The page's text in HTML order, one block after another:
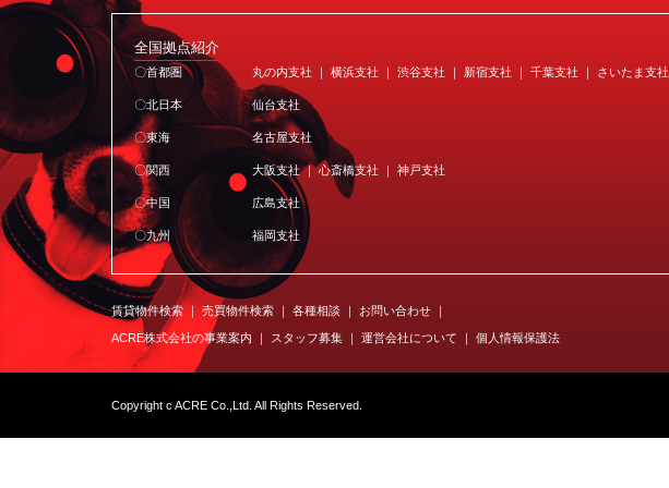
全国拠点紹介
〇首都圏 丸の内支社 ｜ 横浜支社 ｜ 渋谷支社 ｜ 新宿支社 ｜ 千葉支社 ｜ さいたま支社
〇北日本 仙台支社
〇東海 名古屋支社
〇関西 大阪支社 ｜ 心斎橋支社 ｜ 神戸支社
〇中国 広島支社
〇九州 福岡支社
賃貸物件検索 売買物件検索 各種相談 お問い合わせ
ACRE株式会社の事業案内 スタッフ募集 運営会社について 個人情報保護法
Copyright c ACRE Co.,Ltd. All Rights Reserved.